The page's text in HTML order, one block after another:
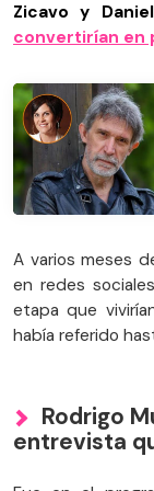
Zicavo y
convertirían en
A varios meses
en redes
etapa que
había referido
Rodrigo
entrevista